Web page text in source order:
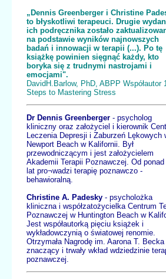
„Dennis Greenberger i Christine
to błyskotliwi terapeuci. Drugie
ich podręcznika zostało
na podstawie wyników najnowszych
badań i innowacji w terapii (...). Po tę
książkę powinien sięgnąć każdy, kto
boryka się z trudnymi nastrojami i
emocjami".
DavidH.Barlow, PhD, ABPP Współautor
Steps to Mastering Stress
Dr Dennis Greenberger - psycholog
kliniczny oraz założyciel i kierownik
Leczenia Depresji i Zaburzeń Lękowych
Newport Beach w Kalifornii. Był
przewodniczącym i jest założycielem
Akademii Terapii Poznawczej. Od ponad
lat pro¬wadzi terapię poznawczo -
behawioralną.
Christine A. Padesky - psycholożka
kliniczna i współzatożycielka Centrum
Poznawczej w Huntington Beach w
Jest współautorką pięciu książek i
wykładowczynią o światowej renomie.
Otrzymała Nagrodę im. Aarona T.
znaczący i trwały wkład wdziedzinie
poznawczej.